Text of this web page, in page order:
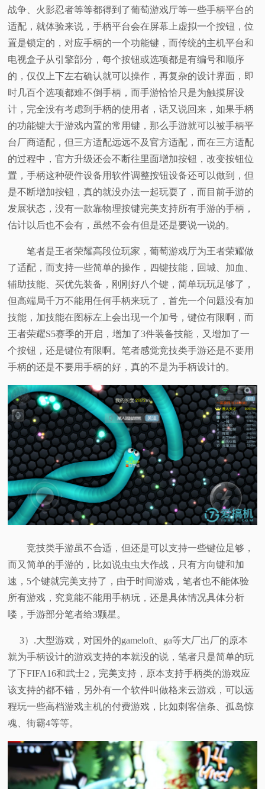
战争、火影忍者等等都得到了葡萄游戏厅等一些手柄平台的
适配，就体验来说，手柄平台会在屏幕上虚拟一个按钮，位
置是锁定的，对应手柄的一个功能键，而传统的主机平台和
电视盒子从引擎部分，每个按钮或选项都是有编号和顺序
的，仅仅上下左右确认就可以操作，再复杂的设计界面，即
时几百个选项都难不倒手柄，而手游恰恰只是为触摸屏设
计，完全没有考虑到手柄的使用者，话又说回来，如果手柄
的功能键大于游戏内置的常用键，那么手游就可以被手柄平
台厂商适配，但三方适配远远不及官方适配，而在三方适配
的过程中，官方升级还会不断往里面增加按钮，改变按钮位
置，手柄这种硬件设备用软件调整按钮设备还可以做到，但
是不断增加按钮，真的就没办法一起玩耍了，而目前手游的
发展状态，没有一款靠物理按键完美支持所有手游的手柄，
估计以后也不会有，虽然不会有但是还是要说一说的。
笔者是王者荣耀高段位玩家，葡萄游戏厅为王者荣耀做
了适配，而支持一些简单的操作，四键技能，回城、加血、
辅助技能、买优先装备，刚刚好八个键，简单玩玩足够了，
但高端局千万不能用任何手柄来玩了，首先一个问题没有加
技能，加技能在图标左上会出现一个加号，键位有限啊，而
王者荣耀S5赛季的开启，增加了3件装备技能，又增加了一
个按钮，还是键位有限啊。笔者感觉竞技类手游还是不要用
手柄的还是不要用手柄的好，真的不是为手柄设计的。
竞技类手游虽不合适，但还是可以支持一些键位足够，
而又简单的手游的，比如说虫虫大作战，只有方向键和加
速，5个键就完美支持了，由于时间游戏，笔者也不能体验
所有游戏，究竟能不能用手柄玩，还是具体情况具体分析
喽，手游部分笔者给3颗星。
3）.大型游戏，对国外的gameloft、ga等大厂出厂的原本
就为手柄设计的游戏支持的本就没的说，笔者只是简单的玩
了下FIFA16和武士2，完美支持，原本支持手柄类的游戏应
该支持的都不错，另外有一个软件叫做格来云游戏，可以远
程玩一些高档游戏主机的付费游戏，比如刺客信条、孤岛惊
魂、街霸4等等。